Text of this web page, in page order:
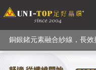
級高性能纖維
銅銀鍺元素融合紗線，長